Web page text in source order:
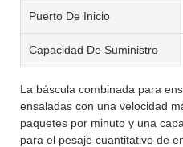
Puerto De Inicio
Capacidad De Suministro
La báscula combinada para
ensaladas con una velocidad
paquetes por minuto y una
para el pesaje cuantitativo de